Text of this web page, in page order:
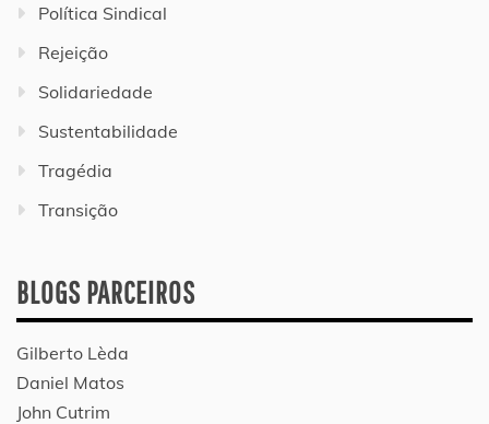
Política Sindical
Rejeição
Solidariedade
Sustentabilidade
Tragédia
Transição
BLOGS PARCEIROS
Gilberto Lèda
Daniel Matos
John Cutrim